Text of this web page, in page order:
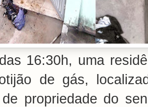
16:30h, uma
de gás,
propriedade do